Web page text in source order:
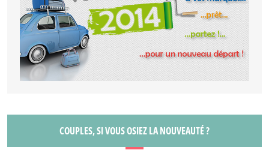
COUPLES, SI VOUS OSIEZ LA NOUVEAUTÉ ?